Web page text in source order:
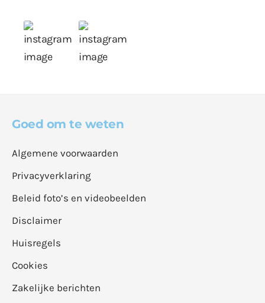
Goed om te weten
Algemene voorwaarden
Privacyverklaring
Beleid foto’s en videobeelden
Disclaimer
Huisregels
Cookies
Zakelijke berichten